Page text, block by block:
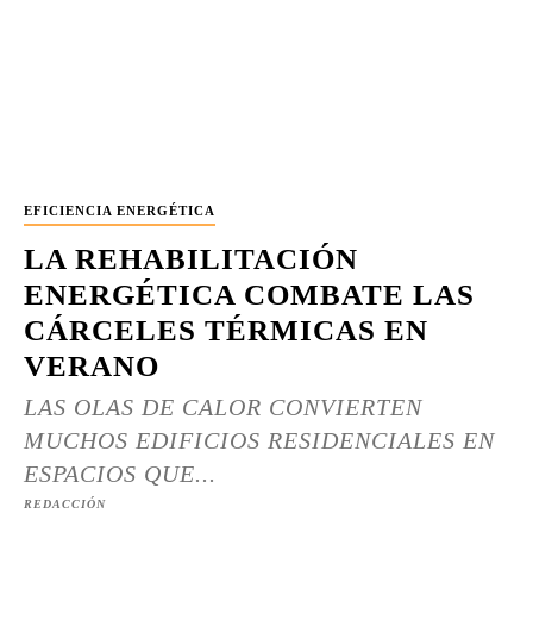
EFICIENCIA ENERGÉTICA
LA REHABILITACIÓN
ENERGÉTICA COMBATE LAS
CÁRCELES TÉRMICAS EN
VERANO
LAS OLAS DE CALOR CONVIERTEN
MUCHOS EDIFICIOS RESIDENCIALES EN
ESPACIOS QUE...
REDACCIÓN